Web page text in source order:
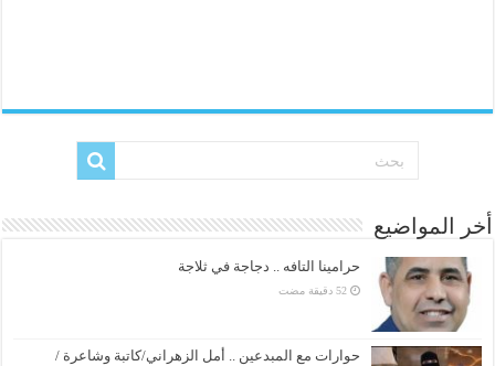
أخر المواضيع
حرامينا التافه .. دجاجة في ثلاجة
حوارات مع المبدعين .. أمل الزهراني/كاتبة وشاعرة /